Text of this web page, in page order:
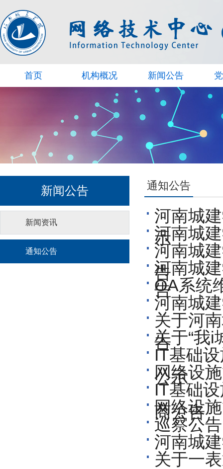
首页 机构概况 新闻公告
新闻公告
新闻资讯
通知公告
通知公告
河南城
示
河南城
河南城
告
河南城
告
OA系统
河南城
关于河
告
关于“我i
IT基础
公示
网络设
IT基础
商公告
网络设
巡察公告
河南城
关于一